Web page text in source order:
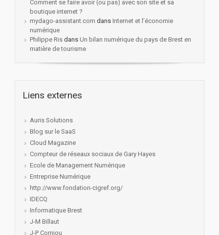
Comment se faire avoir (ou pas) avec son site et sa
boutique internet ?
mydago-assistant.com dans Internet et l’économie
numérique
Philippe Ris dans Un bilan numérique du pays de Brest en
matière de tourisme
Liens externes
Auris Solutions
Blog sur le SaaS
Cloud Magazine
Compteur de réseaux sociaux de Gary Hayes
Ecole de Management Numérique
Entreprise Numérique
http://www.fondation-cigref.org/
IDECQ
Informatique Brest
J-M Billaut
J-P Corniou